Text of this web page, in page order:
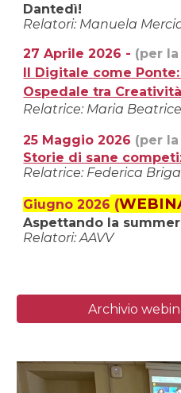
Dantedì!
Relatori: Manuela
27Aprile 2026 - (per la
Il Digitale come
Ospedale tra
Relatrice: Maria
25 Maggio 2026 (per la
Storie di sane
Relatrice: Federica
Giugno 2026 (
Aspettando la
Relatori: AAVV
Archivio